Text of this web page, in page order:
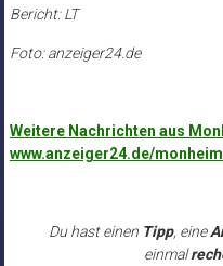
Bericht: LT
Foto: anzeiger24.de
Weitere Nachrichten aus
www.anzeiger24.de/
Du hast einen Tipp, eine
einmal